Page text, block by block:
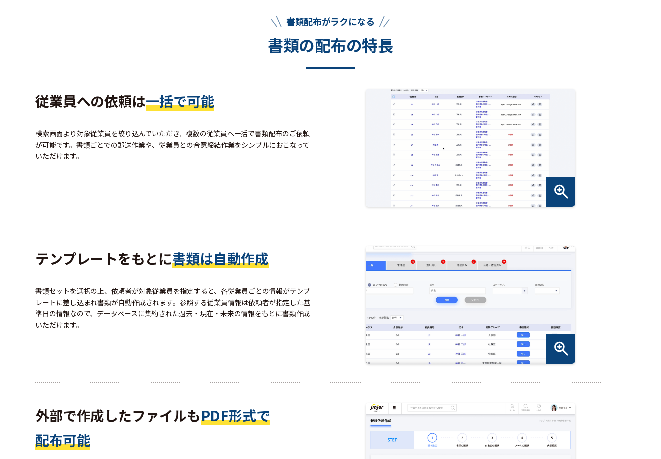
書類配布がラクになる
書類の配布の特長
従業員への依頼は一括で可能
検索画面より対象従業員を絞り込んでいただき、複数の従業員へ一括で書類配布のご依頼
が可能です。書類ごとでの郵送作業や、従業員との合意締結作業をシンプルにおこなって
いただけます。
テンプレートをもとに書類は自動作成
書類セットを選択の上、依頼者が対象従業員を指定すると、各従業員ごとの情報がテンプ
レートに差し込まれ書類が自動作成されます。参照する従業員情報は依頼者が指定した基
準日の情報なので、データベースに集約された過去・現在・未来の情報をもとに書類作成
いただけます。
外部で作成したファイルもPDF形式で
配布可能